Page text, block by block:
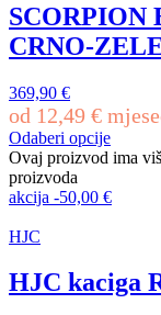
SCORPION
CRNO-
369,90 €
od 12,49 €
Odaberi opcije
Ovaj proizvod ima
proizvoda
akcija -50,00 €
HJC
HJC kaciga